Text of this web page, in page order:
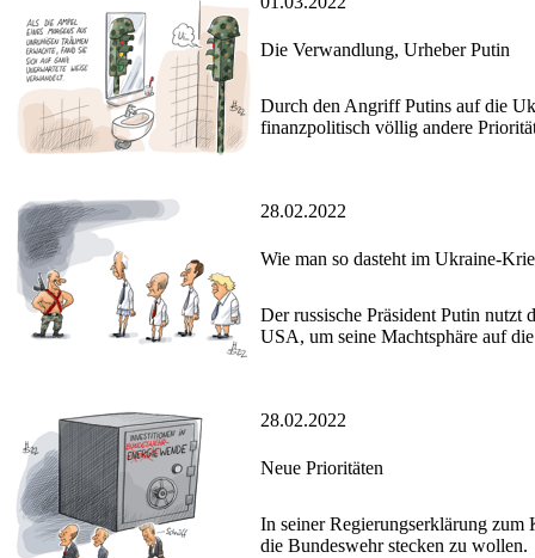
Die Verwandlung, Urheber Putin
Durch den Angriff Putins auf die
finanzpolitisch völlig andere
28.02.2022
Wie man so dasteht im Ukraine-
Der russische Präsident Putin nutzt
USA, um seine Machtsphäre auf
28.02.2022
Neue Prioritäten
In seiner Regierungserklärung
die Bundeswehr stecken zu wollen.